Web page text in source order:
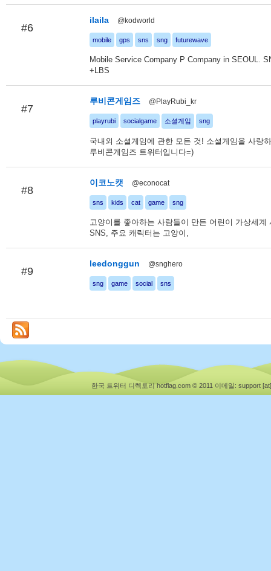
#6
ilaila @kodworld
mobile gps sns sng futurewave
Mobile Service Company P Company in SEOUL.
+LBS
#7
루비콘게임즈 @PlayRubi_kr
playrubi socialgame 소셜게임 sng
국내외 소셜게임에 관한 모든 것! 소셜게임을 사랑
루비콘게임즈 트위터입니다=)
#8
이코노캣 @econocat
sns kids cat game sng
고양이를 좋아하는 사람들이 만든 어린이 가상세계
SNS, 주요 캐릭터는 고양이,
#9
leedonggun @snghero
sng game social sns
한국 트위터 디렉토리 hotflag.com © 2011 이메일: support